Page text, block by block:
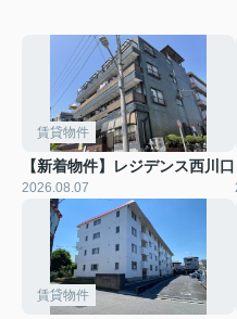
賃貸物件
【新着物件】レジデンス西川口
2026.08.07
賃貸物件